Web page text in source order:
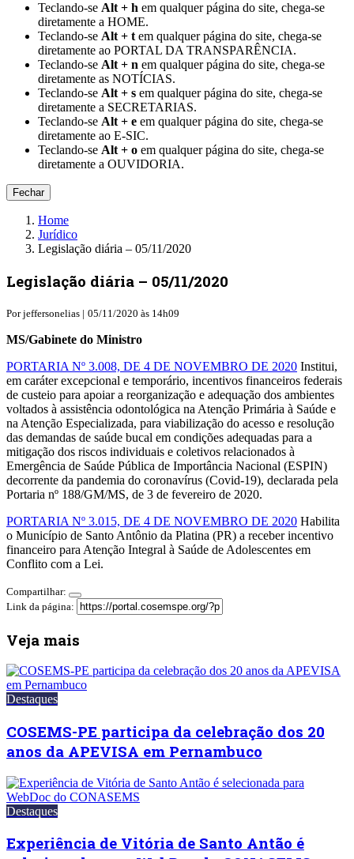
Teclando-se Alt + h em qualquer página do site, chega-se
diretamente a HOME.
Teclando-se Alt + t em qualquer página do site, chega-se
diretamente ao PORTAL DA TRANSPARÊNCIA.
Teclando-se Alt + n em qualquer página do site, chega-se
diretamente as NOTÍCIAS.
Teclando-se Alt + s em qualquer página do site, chega-se
diretamente a SECRETARIAS.
Teclando-se Alt + e em qualquer página do site, chega-se
diretamente ao E-SIC.
Teclando-se Alt + o em qualquer página do site, chega-se
diretamente a OUVIDORIA.
Fechar
Home
Jurídico
Legislação diária – 05/11/2020
Legislação diária – 05/11/2020
Porjeffersonelias | 05/11/2020 às 14h09
MS/Gabinete do Ministro
PORTARIA Nº 3.008, DE 4 DE NOVEMBRO DE 2020 Institui,
em caráter excepcional e temporário, incentivos financeiros federais
de custeio para apoiar a reorganização e adequação dos ambientes
voltados à assistência odontológica na Atenção Primária à Saúde e
na Atenção Especializada, para viabilização do acesso e resolução
das demandas de saúde bucal em condições adequadas para a
mitigação dos riscos individuais e coletivos relacionados à
Emergência de Saúde Pública de Importância Nacional (ESPIN)
decorrente da pandemia do coronavírus (Covid-19), declarada pela
Portaria nº 188/GM/MS, de 3 de fevereiro de 2020.
PORTARIA Nº 3.015, DE 4 DE NOVEMBRO DE 2020 Habilita
o Município de Santo Antônio da Platina (PR) a receber incentivo
financeiro para Atenção Integral à Saúde de Adolescentes em
Conflito com a Lei.
Compartilhar:
Link da página:
Veja mais
Destaques
COSEMS-PE participa da celebração dos 20
anos da APEVISA em Pernambuco
Destaques
Experiência de Vitória de Santo Antão é